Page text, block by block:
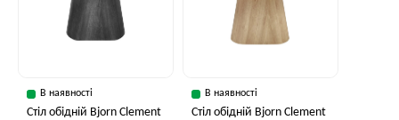
В наявності
Стіл обідній Bjorn Clement
В наявності
Стіл обідній Bjorn Clement